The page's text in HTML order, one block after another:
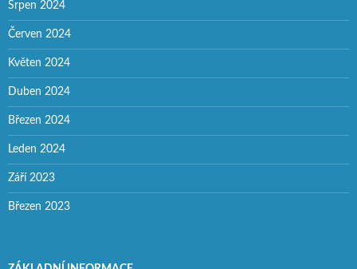
Srpen 2024
Červen 2024
Květen 2024
Duben 2024
Březen 2024
Leden 2024
Září 2023
Březen 2023